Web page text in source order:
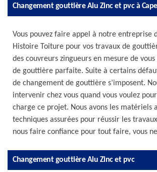
Changement gouttière Alu Zinc et pvc à
Vous pouvez faire appel à notre entreprise
Histoire Toiture pour vos travaux de
des couvreurs zingueurs en mesure de
de gouttière parfaite. Suite à certains
de changement de gouttière s’imposent.
intervenir chez vous quand vous voulez
charge ce projet. Nous avons les matériels
techniques assurées pour réussir les
nous faire confiance pour tout faire, vous
Changement gouttière Alu Zinc et pvc